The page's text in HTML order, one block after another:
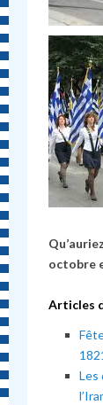
octobre
Articles
Les